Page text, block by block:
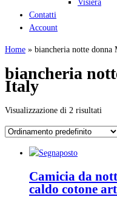
Visiera
Contatti
Account
Home » biancheria notte donna
biancheria
Italy
Visualizzazione di 2 risultati
Camicia da
caldo cotone